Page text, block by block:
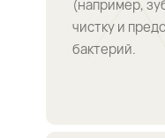
(например,
чистку и
бактерий.